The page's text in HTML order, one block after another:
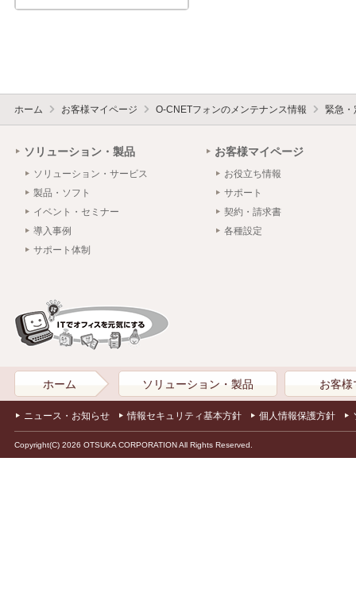
ホーム お客様マイページ O-CNETフォンのメンテナンス情報 緊急・
ソリューション・製品
ソリューション・サービス
製品・ソフト
イベント・セミナー
導入事例
サポート体制
お客様マイページ
お役立ち情報
サポート
契約・請求書
各種設定
ホーム ソリューション・製品 お客様
ニュース・お知らせ 情報セキュリティ基本方針 個人情報保護方針
Copyright(C) 2026 OTSUKA CORPORATION All Rights Reserved.